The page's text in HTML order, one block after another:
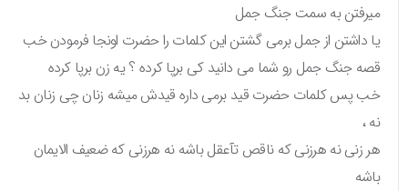
میرفتن به سمت جنگ جمل
یا داشتن از جمل برمی گشتن این کلمات را حضرت اونجا فرمودن خب
قصه جنگ جمل رو شما می دانید کی برپا کرده ؟ یه زن برپا کرده
خب پس کلمات حضرت قید برمی داره قیدش میشه زنان چی زنان بد
نه ،
هر زنی نه هرزنی که ناقص تآعقل باشه نه هرزنی که ضعیف الایمان
باشه